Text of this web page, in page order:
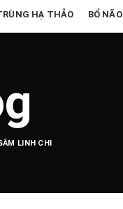
HẠ THẢO BỔ NÃO
LINH CHI